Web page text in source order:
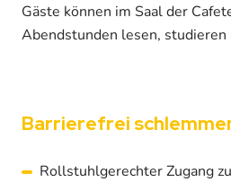
Gäste können im Saal der
Abendstunden lesen, studieren
Barrierefrei
Rollstuhlgerechter Zugang